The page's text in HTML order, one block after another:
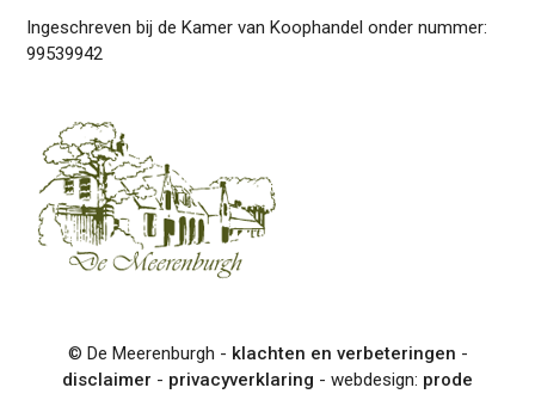
Ingeschreven bij de Kamer van Koophandel onder nummer:
99539942
© De Meerenburgh - klachten en verbeteringen -
disclaimer - privacyverklaring - webdesign: prode